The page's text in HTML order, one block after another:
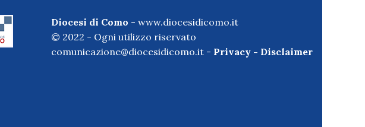
Diocesi di Como - www.diocesidicomo.it
© 2022 - Ogni utilizzo riservato
comunicazione@diocesidicomo.it - Privacy - Disclaimer